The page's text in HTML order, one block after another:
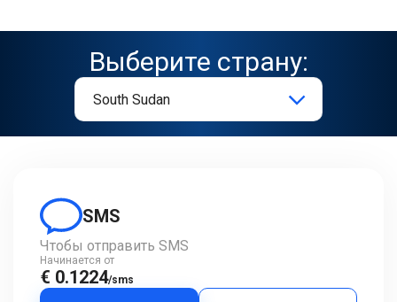
Выберите страну:
SMS
Чтобы отправить SMS
Начинается от
€ 0.1224/sms